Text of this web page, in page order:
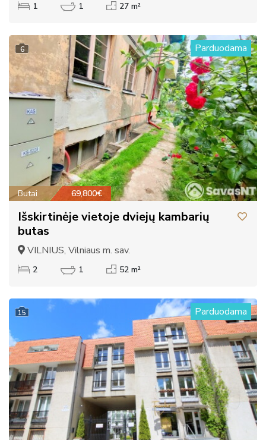
1 1 27 m²
6 Parduodama
Butai 69,800€
Išskirtinėje vietoje dviejų kambarių
butas
VILNIUS, Vilniaus m. sav.
2 1 52 m²
15 Parduodama